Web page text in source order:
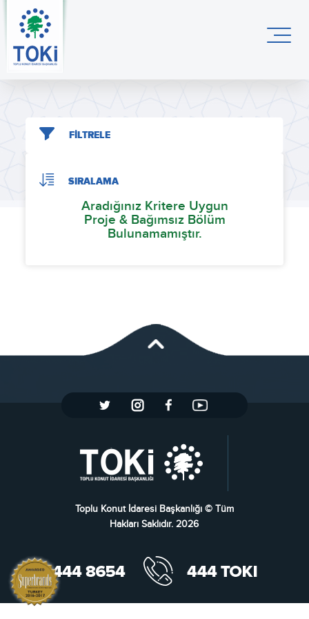
FİLTRELE
SIRALAMA
Aradığınız Kritere Uygun
Proje & Bağımsız Bölüm
Bulunamamıştır.
Toplu Konut İdaresi Başkanlığı © Tüm
Hakları Saklıdır. 2026